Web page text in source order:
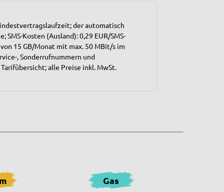
der automatisch
Kosten (Ausland): 0,29 EUR/SMS-
15 GB/Monat mit max. 50 MBit/s im
, Sonderrufnummern und
alle Preise inkl. MwSt.
Gas